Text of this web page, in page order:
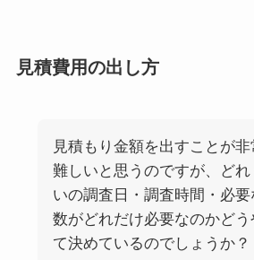
見積費用の出し方
見積もり金額を出すことが非
難しいと思うのですが、どれ
いの調査日・調査時間・必要
数がどれだけ必要なのかどう
て決めているのでしょうか？